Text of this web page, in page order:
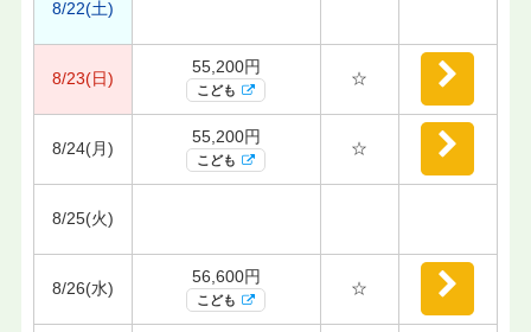
8/22(土)
8/23(日)
55,200円
こども
☆
8/24(月)
55,200円
こども
☆
8/25(火)
8/26(水)
56,600円
こども
☆